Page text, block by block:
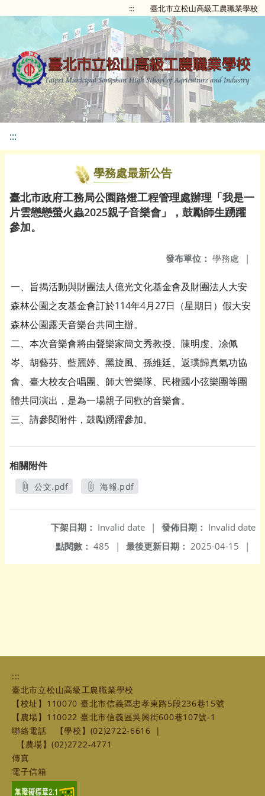
::: 臺北市立松山高級工農職業學校
:::
學務處最新公告
臺北市政府工務局公園路燈工程管理處辦理「我是一
片雲戀戀螢火蟲2025親子音樂會」，鼓勵師生踴躍
參加。
發布單位： 學務處 |
一、旨揭活動與財團法人億光文化基金會及財團法人大安
森林公園之友基金會訂於114年4月27日（星期日）假大安
森林公園露天音樂台共同主辦。
二、本次音樂會將由聲樂家簡文秀教授、陳明虔、凃佩
岑、胡藝芬、藍麗婷、黑旋風、孫維廷、返璞歸真氣功協
會、臺大校友合唱團、師大管樂隊、民權國小弦樂團等團
體共同演出，是為一場親子同歡的音樂會。
三、請參閱附件，鼓勵踴躍參加。
相關附件
公文.pdf
海報.pdf
發佈日期： Invalid date
下架日期： Invalid date
|
最後更新日期： 2025-04-15 |
點閱數： 485 |
:::
臺北市立松山高級工農職業學校
【校址】110070 臺北市信義區忠孝東路5段236巷15號
【農場】110022 臺北市信義區吳興街600巷107號-1
聯絡電話
【學校】(02)2722-6616
|
【農場】(02)2722-4771
傳真
電子信箱